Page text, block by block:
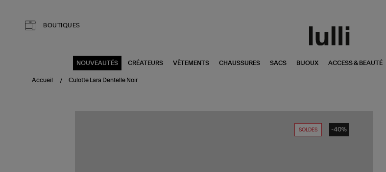
BOUTIQUES
NOUVEAUTÉS CRÉATEURS VÊTEMENTS CHAUSSURES SACS BIJOUX ACCESS & BEAUTÉ
Accueil Culotte Lara Dentelle Noir
SOLDES -40%